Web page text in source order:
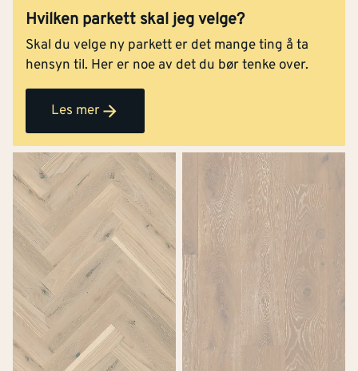
Hvilken parkett skal jeg velge?
Skal du velge ny parkett er det mange ting å ta
hensyn til. Her er noe av det du bør tenke over.
Les mer